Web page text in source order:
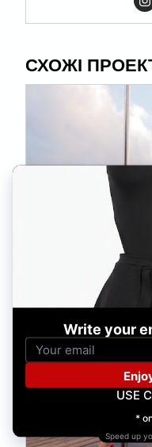
СХОЖІ